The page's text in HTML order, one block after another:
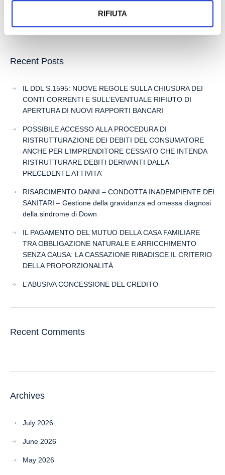
RIFIUTA
Recent Posts
IL DDL S.1595: NUOVE REGOLE SULLA CHIUSURA DEI
CONTI CORRENTI E SULL’EVENTUALE RIFIUTO DI
APERTURA DI NUOVI RAPPORTI BANCARI
POSSIBILE ACCESSO ALLA PROCEDURA DI
RISTRUTTURAZIONE DEI DEBITI DEL CONSUMATORE
ANCHE PER L’IMPRENDITORE CESSATO CHE INTENDA
RISTRUTTURARE DEBITI DERIVANTI DALLA
PRECEDENTE ATTIVITA’
RISARCIMENTO DANNI – CONDOTTA INADEMPIENTE DEI
SANITARI – Gestione della gravidanza ed omessa diagnosi
della sindrome di Down
IL PAGAMENTO DEL MUTUO DELLA CASA FAMILIARE
TRA OBBLIGAZIONE NATURALE E ARRICCHIMENTO
SENZA CAUSA: LA CASSAZIONE RIBADISCE IL CRITERIO
DELLA PROPORZIONALITÀ
L’ABUSIVA CONCESSIONE DEL CREDITO
Recent Comments
Archives
July 2026
June 2026
May 2026